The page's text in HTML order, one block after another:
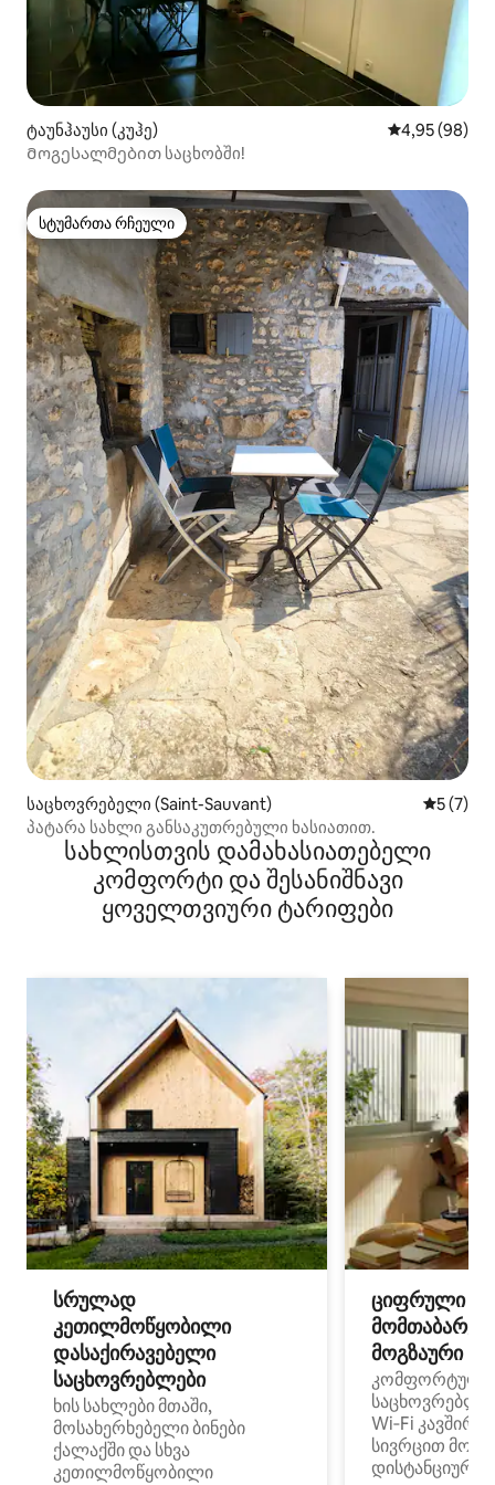
ტაუნჰაუსი (კუჰე) საშუალო
4,95 (98)
Მოგესალმებით საცხობში!
სტუმართა რჩეული
სტუმართა რჩეული
საცხოვრებელი (Saint-Sauvant)
5 (7)
პატარა სახლი განსაკუთრებული ხასიათით.
სახლისთვის დამახასიათებელი
კომფორტი და შესანიშნავი
ყოველთვიური ტარიფები
სრულად
კეთილმოწყობილი
დასაქირავებელი
საცხოვრებლები
ხის სახლები მთაში,
მოსახერხებელი ბინები
ქალაქში და სხვა
კეთილმოწყობილი
ციფრული
მოგზაური
კომფორტული
Wi‑Fi
სივრცით
დისტანციური